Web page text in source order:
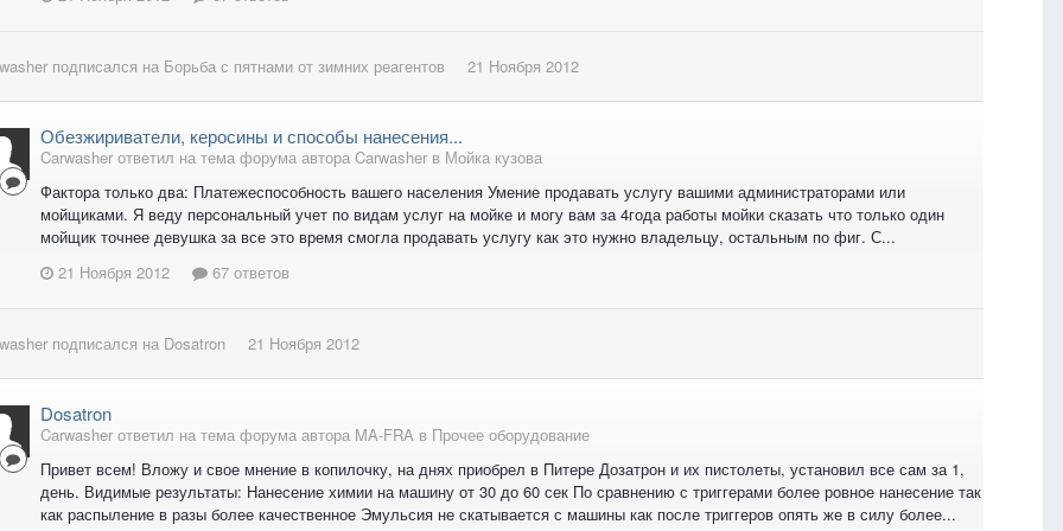
подписался на Борьба с пятнами от зимних реагентов 21 Ноября 2012
Обезжириватели, керосины и способы нанесения...
Carwasher ответил на тема форума автора Carwasher в Мойка кузова
Фактора только два: Платежеспособность вашего населения Умение продавать услугу вашими администраторами или
мойщиками. Я веду персональный учет по видам услуг на мойке и могу вам за 4года работы мойки сказать что только один
мойщик точнее девушка за все это время смогла продавать услугу как это нужно владельцу, остальным по фиг. С...
21 Ноября 2012
67 ответов
подписался на Dosatron 21 Ноября 2012
Dosatron
Carwasher ответил на тема форума автора MA-FRA в Прочее оборудование
Привет всем! Вложу и свое мнение в копилочку, на днях приобрел в Питере Дозатрон и их пистолеты, установил все сам за 1,
день. Видимые результаты: Нанесение химии на машину от 30 до 60 сек По сравнению с триггерами более ровное нанесение так
как распыление в разы более качественное Эмульсия не скатывается с машины как после триггеров опять же в силу более...